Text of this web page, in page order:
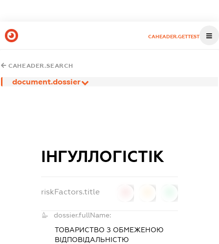
CAHEADER.GETTEST
CAHEADER.SEARCH
document.dossier
ІНГУЛЛОГІСТІК
riskFactors.title
dossier.fullName:
ТОВАРИСТВО З ОБМЕЖЕНОЮ
ВІДПОВІДАЛЬНІСТЮ